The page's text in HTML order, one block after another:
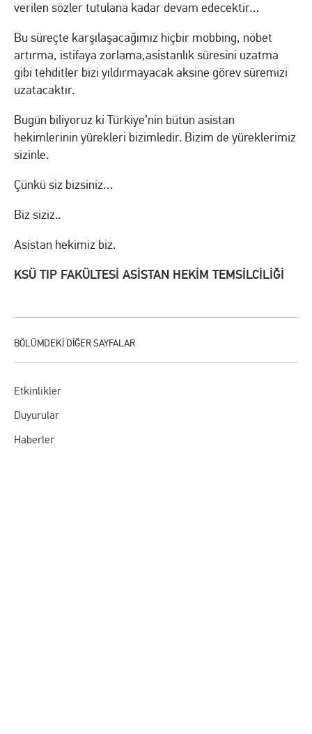
Etkinlikler
Duyurular
Haberler
verilen sözler tutulana kadar devam edecektir…
Bu süreçte karşılaşacağımız hiçbir mobbing, nöbet
artırma, istifaya zorlama,asistanlık süresini uzatma
gibi tehditler bizi yıldırmayacak aksine görev süremizi
uzatacaktır.
Bugün biliyoruz ki Türkiye’nin bütün asistan
hekimlerinin yürekleri bizimledir. Bizim de yüreklerimiz
sizinle.
Çünkü siz bizsiniz…
Biz siziz..
Asistan hekimiz biz.
KSÜ TIP FAKÜLTESİ ASİSTAN HEKİM TEMSİLCİLİĞİ